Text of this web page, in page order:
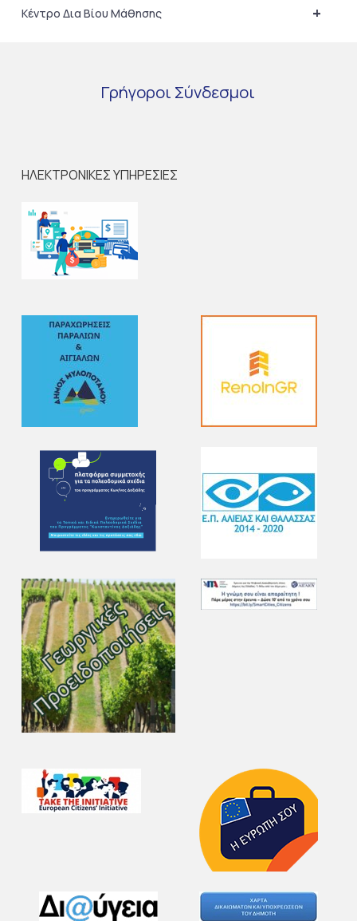
+
Κέντρο Δια Βίου Μάθησης
Γρήγοροι Σύνδεσμοι
ΗΛΕΚΤΡΟΝΙΚΕΣ ΥΠΗΡΕΣΙΕΣ